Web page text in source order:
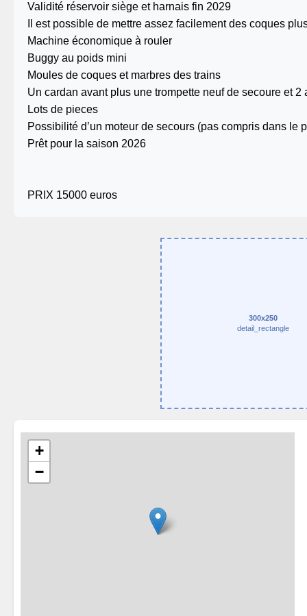
Validité réservoir siège et harnais fin 2029
Il est possible de mettre assez facilement des coques
Machine économique à rouler
Buggy au poids mini
Moules de coques et marbres des trains
Un cardan avant plus une trompette neuf de secoure et 2
Lots de pieces
Possibilité d’un moteur de secours (pas compris dans le
Prêt pour la saison 2026
PRIX 15000 euros
300x250
detail_rectangle